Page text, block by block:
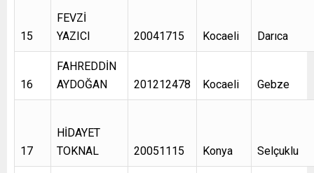
15
FEVZİ
YAZICI
20041715 Kocaeli Darıca
16
FAHREDDİN
AYDOĞAN
201212478 Kocaeli Gebze
17
HİDAYET
TOKNAL
20051115 Konya Selçuklu